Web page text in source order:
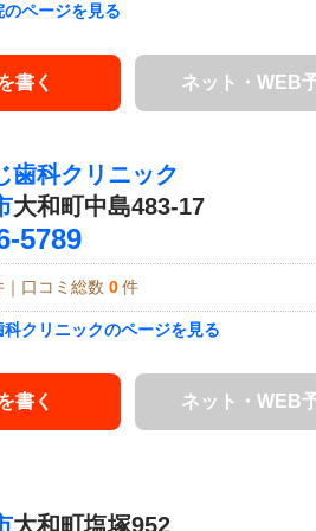
ページを見る
書く ネット・WEB
歯科クリニック
大和町中島483-17
5789
｜口コミ総数 0 件
クリニックのページを見る
書く ネット・WEB
大和町塩塚952